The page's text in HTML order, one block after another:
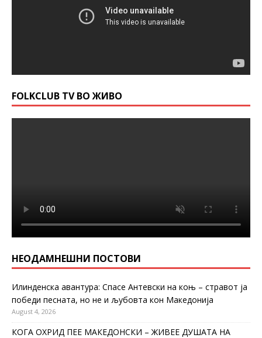
FOLKCLUB TV ВО ЖИВО
НЕОДАМНЕШНИ ПОСТОВИ
Илинденска авантура: Спасе Антевски на коњ – стравот ја
победи песната, но не и љубовта кон Македонија
August 4, 2026
КОГА ОХРИД ПЕЕ МАКЕДОНСКИ – ЖИВЕЕ ДУШАТА НА